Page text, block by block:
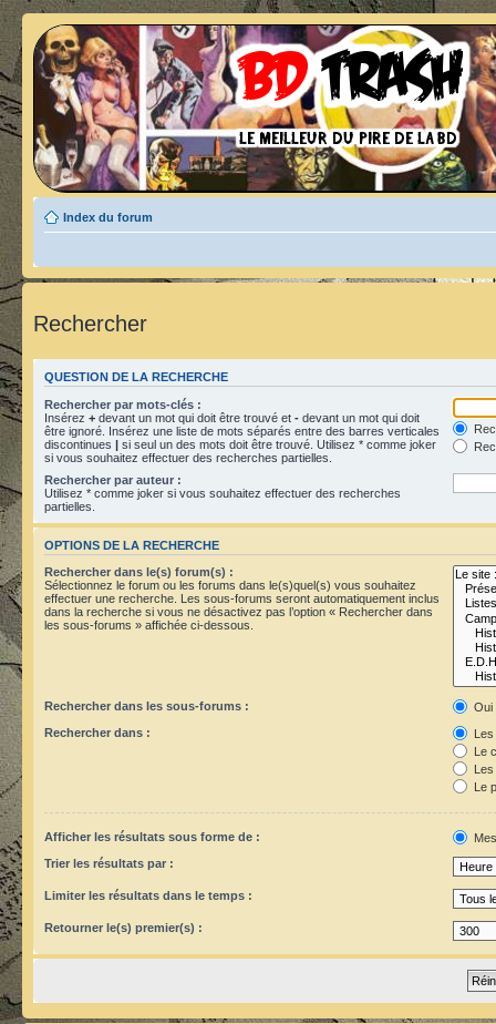
Index du forum
Rechercher
QUESTION DE LA RECHERCHE
Rechercher par mots-clés :
Insérez + devant un mot qui doit être trouvé et - devant un mot qui doit
être ignoré. Insérez une liste de mots séparés entre des barres verticales
discontinues | si seul un des mots doit être trouvé. Utilisez * comme joker
si vous souhaitez effectuer des recherches partielles.
Rechercher par auteur :
Utilisez * comme joker si vous souhaitez effectuer des recherches
partielles.
OPTIONS DE LA RECHERCHE
Rechercher dans le(s) forum(s) :
Sélectionnez le forum ou les forums dans le(s)quel(s) vous souhaitez
effectuer une recherche. Les sous-forums seront automatiquement inclus
dans la recherche si vous ne désactivez pas l’option « Rechercher dans
les sous-forums » affichée ci-dessous.
Rechercher dans les sous-forums :
Oui
Rechercher dans :
Le
Le
Afficher les résultats sous forme de :
Trier les résultats par :
Limiter les résultats dans le temps :
Retourner le(s) premier(s) :